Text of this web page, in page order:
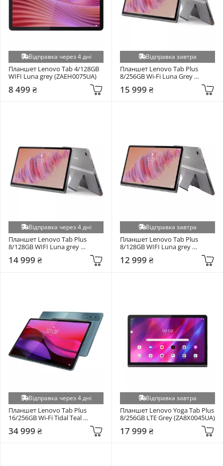
Відправка через 4 дні
Планшет Lenovo Tab 4/128GB
WIFI Luna grey (ZAEH0075UA)
8 499 ₴
Відправка завтра
Планшет Lenovo Tab Plus
8/256GB Wi-Fi Luna Grey
15 999 ₴
Відправка через 4 дні
Планшет Lenovo Tab Plus
8/128GB WIFI Luna grey
14 999 ₴
Відправка завтра
Планшет Lenovo Tab Plus
8/128GB WIFI Luna grey
12 999 ₴
Відправка через 4 дні
Планшет Lenovo Tab Plus
16/256GB Wi-Fi Tidal Teal
34 999 ₴
Відправка завтра
Планшет Lenovo Yoga Tab Plus
8/256GB LTE Grey (ZA8X0045UA)
17 999 ₴